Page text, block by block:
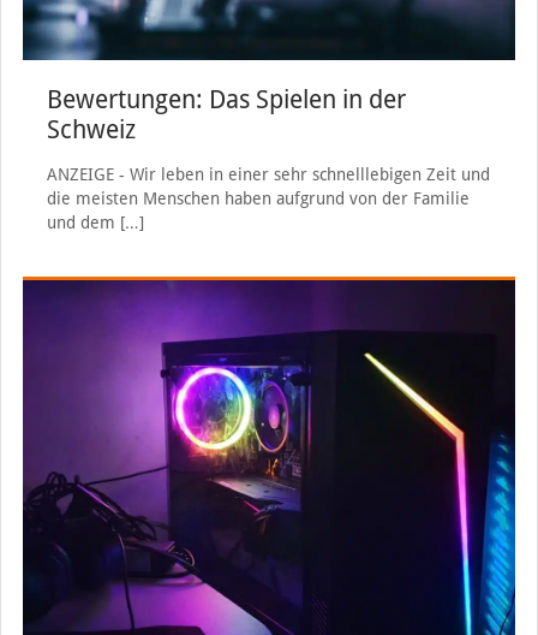
Bewertungen: Das Spielen in der
Schweiz
ANZEIGE - Wir leben in einer sehr schnelllebigen Zeit und
die meisten Menschen haben aufgrund von der Familie
und dem […]